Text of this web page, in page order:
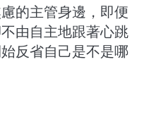
的主管身邊，即便
由自主地跟著心跳
反省自己是不是哪